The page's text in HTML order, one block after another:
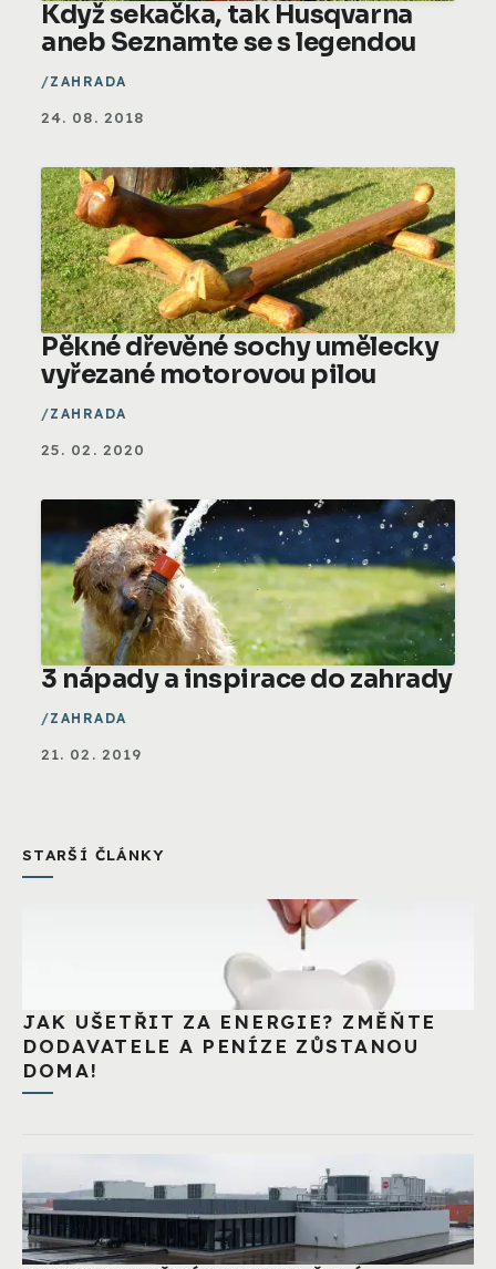
Když sekačka, tak Husqvarna
aneb Seznamte se s legendou
ZAHRADA
24. 08. 2018
Pěkné dřevěné sochy umělecky
vyřezané motorovou pilou
ZAHRADA
25. 02. 2020
3 nápady a inspirace do zahrady
ZAHRADA
21. 02. 2019
STARŠÍ ČLÁNKY
JAK UŠETŘIT ZA ENERGIE? ZMĚŇTE
DODAVATELE A PENÍZE ZŮSTANOU
DOMA!